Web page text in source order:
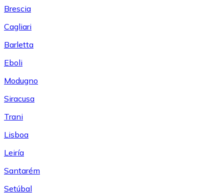
Brescia
Cagliari
Barletta
Eboli
Modugno
Siracusa
Trani
Lisboa
Leiría
Santarém
Setúbal